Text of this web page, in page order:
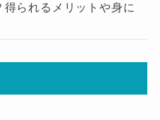
得られるメリットや身に